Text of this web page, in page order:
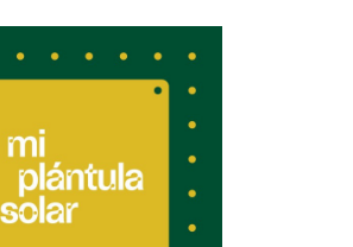
Mi Plántula Solar